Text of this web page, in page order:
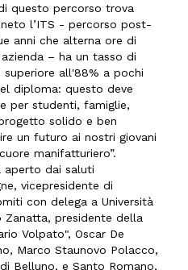
questo percorso trova
l’ITS - percorso post-
anni che alterna ore di
– ha un tasso di
all'88% a pochi
diploma: questo deve
per studenti, famiglie,
solido e ben
un futuro ai nostri giovani
manifatturiero”.
aperto dai saluti
vicepresidente di
con delega a Università
Zanatta, presidente della
Volpato", Oscar De
Marco Staunovo Polacco,
Belluno, e Santo Romano,